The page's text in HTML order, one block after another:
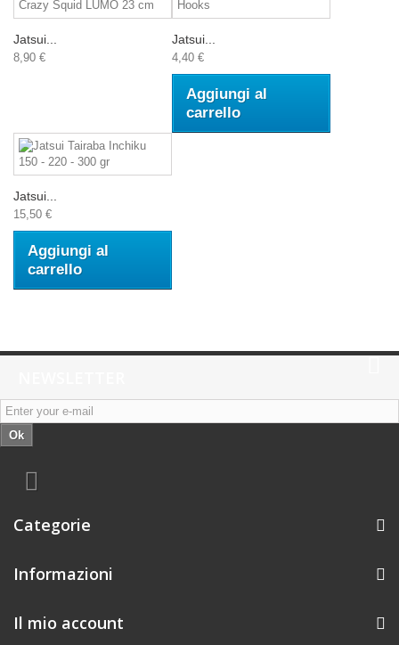
Jatsui...
8,90 €
Jatsui...
4,40 €
Aggiungi al
carrello
Jatsui...
15,50 €
Aggiungi al
carrello
Ok
Categorie
Informazioni
Il mio account